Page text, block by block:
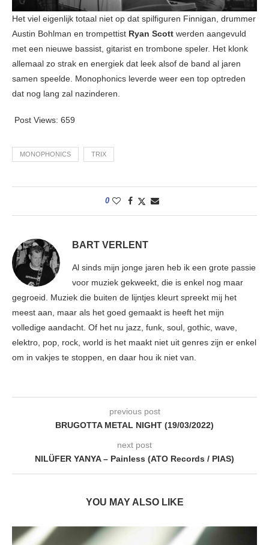
Het viel eigenlijk totaal niet op dat spilfiguren Finnigan, drummer
Austin Bohlman en trompettist Ryan Scott werden aangevuld
met een nieuwe bassist, gitarist en trombone speler. Het klonk
allemaal zo strak en energiek dat leek alsof de band al jaren
samen speelde. Monophonics leverde weer een top optreden
dat nog lang zal nazinderen.
Post Views: 659
MONOPHONICS TRIX
0
BART VERLENT
Al sinds mijn jonge jaren heb ik een grote passie
voor muziek gekweekt, die is enkel nog maar
gegroeid. Muziek die buiten de lijntjes kleurt spreekt mij het
meest aan, maar als het goed gemaakt is heeft het mijn
volledige aandacht. Of het nu jazz, funk, soul, gothic, wave,
elektro, pop, rock, world is het maakt niet uit genres zijn er enkel
om in vakjes te stoppen, en daar hou ik niet van.
previous post
BRUGOTTA METAL NIGHT (19/03/2022)
next post
NILÜFER YANYA – Painless (ATO Records / PIAS)
YOU MAY ALSO LIKE